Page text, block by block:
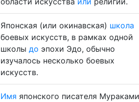
Японская (или окинавская) школа
боевых искусств, в рамках одной
школы до эпохи Эдо, обычно
изучалось несколько боевых
искусств.
Имя японского писателя